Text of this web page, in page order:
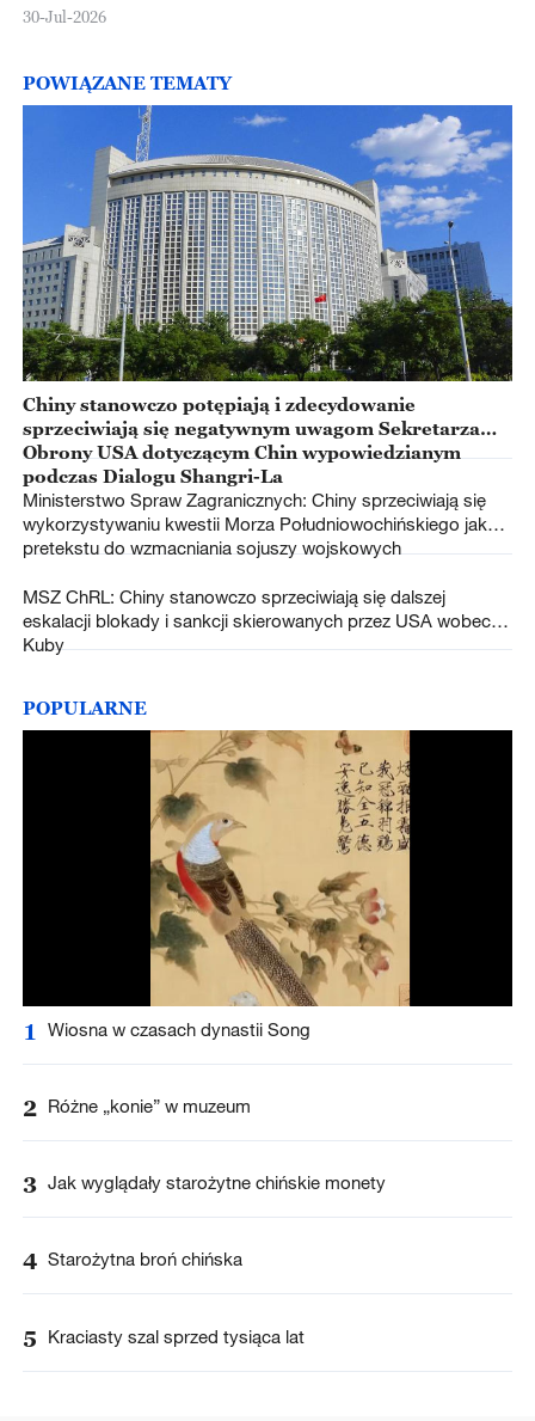
30-Jul-2026
POWIĄZANE TEMATY
Chiny stanowczo potępiają i zdecydowanie
sprzeciwiają się negatywnym uwagom Sekretarza
Obrony USA dotyczącym Chin wypowiedzianym
podczas Dialogu Shangri-La
Ministerstwo Spraw Zagranicznych: Chiny sprzeciwiają się
wykorzystywaniu kwestii Morza Południowochińskiego jako
pretekstu do wzmacniania sojuszy wojskowych
MSZ ChRL: Chiny stanowczo sprzeciwiają się dalszej
eskalacji blokady i sankcji skierowanych przez USA wobec
Kuby
POPULARNE
1 Wiosna w czasach dynastii Song
2 Różne „konie” w muzeum
3 Jak wyglądały starożytne chińskie monety
4 Starożytna broń chińska
5 Kraciasty szal sprzed tysiąca lat